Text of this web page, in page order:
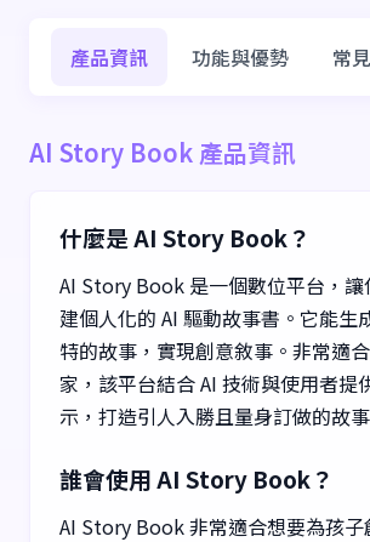
產品資訊 功能與優勢 常
AI Story Book 產品資訊
什麼是 AI Story Book？
AI Story Book 是一個數位平台，讓
建個人化的 AI 驅動故事書。它能生
特的故事，實現創意敘事。非常適
家，該平台結合 AI 技術與使用者提
示，打造引人入勝且量身訂做的故事
誰會使用 AI Story Book？
AI Story Book 非常適合想要為孩子